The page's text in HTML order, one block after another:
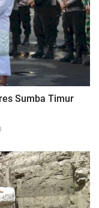
Sumba Timur